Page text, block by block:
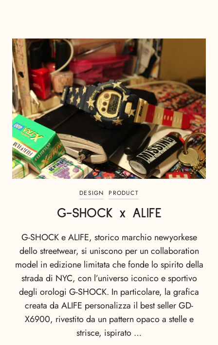
DESIGN PRODUCT
G-SHOCK x ALIFE
G-SHOCK e ALIFE, storico marchio newyorkese
dello streetwear, si uniscono per un collaboration
model in edizione limitata che fonde lo spirito della
strada di NYC, con l’universo iconico e sportivo
degli orologi G-SHOCK. In particolare, la grafica
creata da ALIFE personalizza il best seller GD-
X6900, rivestito da un pattern opaco a stelle e
strisce, ispirato …